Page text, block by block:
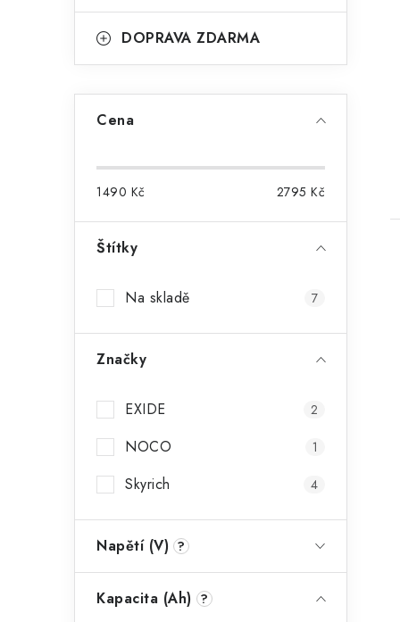
DOPRAVA ZDARMA
Cena
1490 Kč 2795 Kč
Štítky
Na skladě 7
Značky
EXIDE 2
NOCO 1
Skyrich 4
Napětí (V) ?
Kapacita (Ah) ?